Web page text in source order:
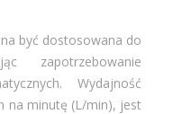
być dostosowana do
zapotrzebowanie
Wydajność
na minutę (L/min), jest